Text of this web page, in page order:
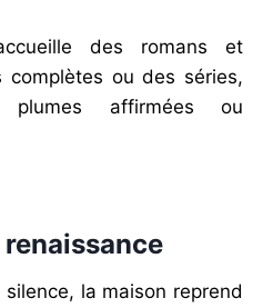
des romans et
ou des séries,
affirmées ou
la maison reprend